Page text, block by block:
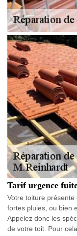
Tarif urgence
Votre toiture
fortes pluies, ou bien
Appelez donc les
de votre toit. Pour